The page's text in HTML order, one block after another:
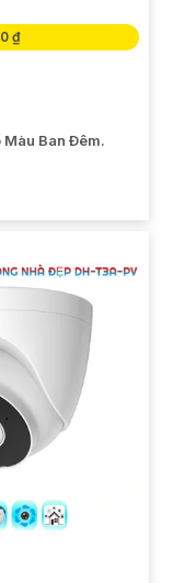
₫
Ban Ðêm.